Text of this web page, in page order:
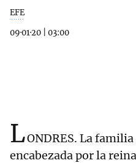
EFE
09·01·20
03:00
LONDRES. La
encabezada por la